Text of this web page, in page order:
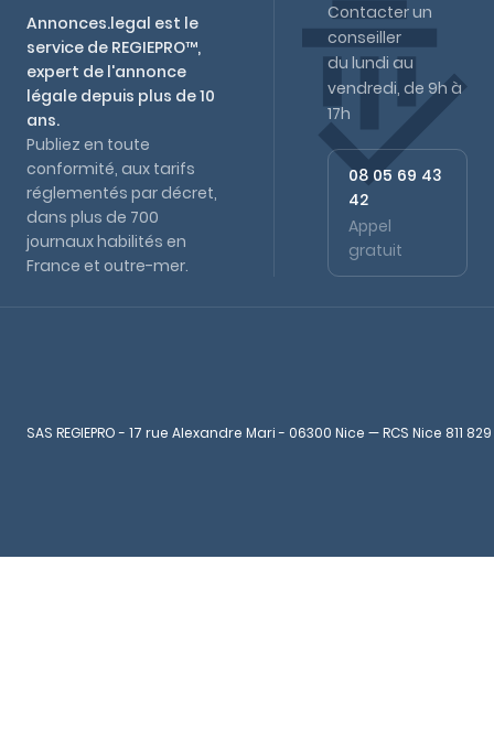
Annonces.legal est le
service de REGIEPRO™,
expert de l'annonce
légale depuis plus de 10
ans.
Publiez en toute
conformité, aux tarifs
réglementés par décret,
dans plus de 700
journaux habilités en
France et outre-mer.
Contacter un
conseiller
du lundi au
vendredi, de 9h à
17h
08 05 69 43
42
Appel
gratuit
SAS REGIEPRO - 17 rue Alexandre Mari - 06300 Nice — RCS Nice 811